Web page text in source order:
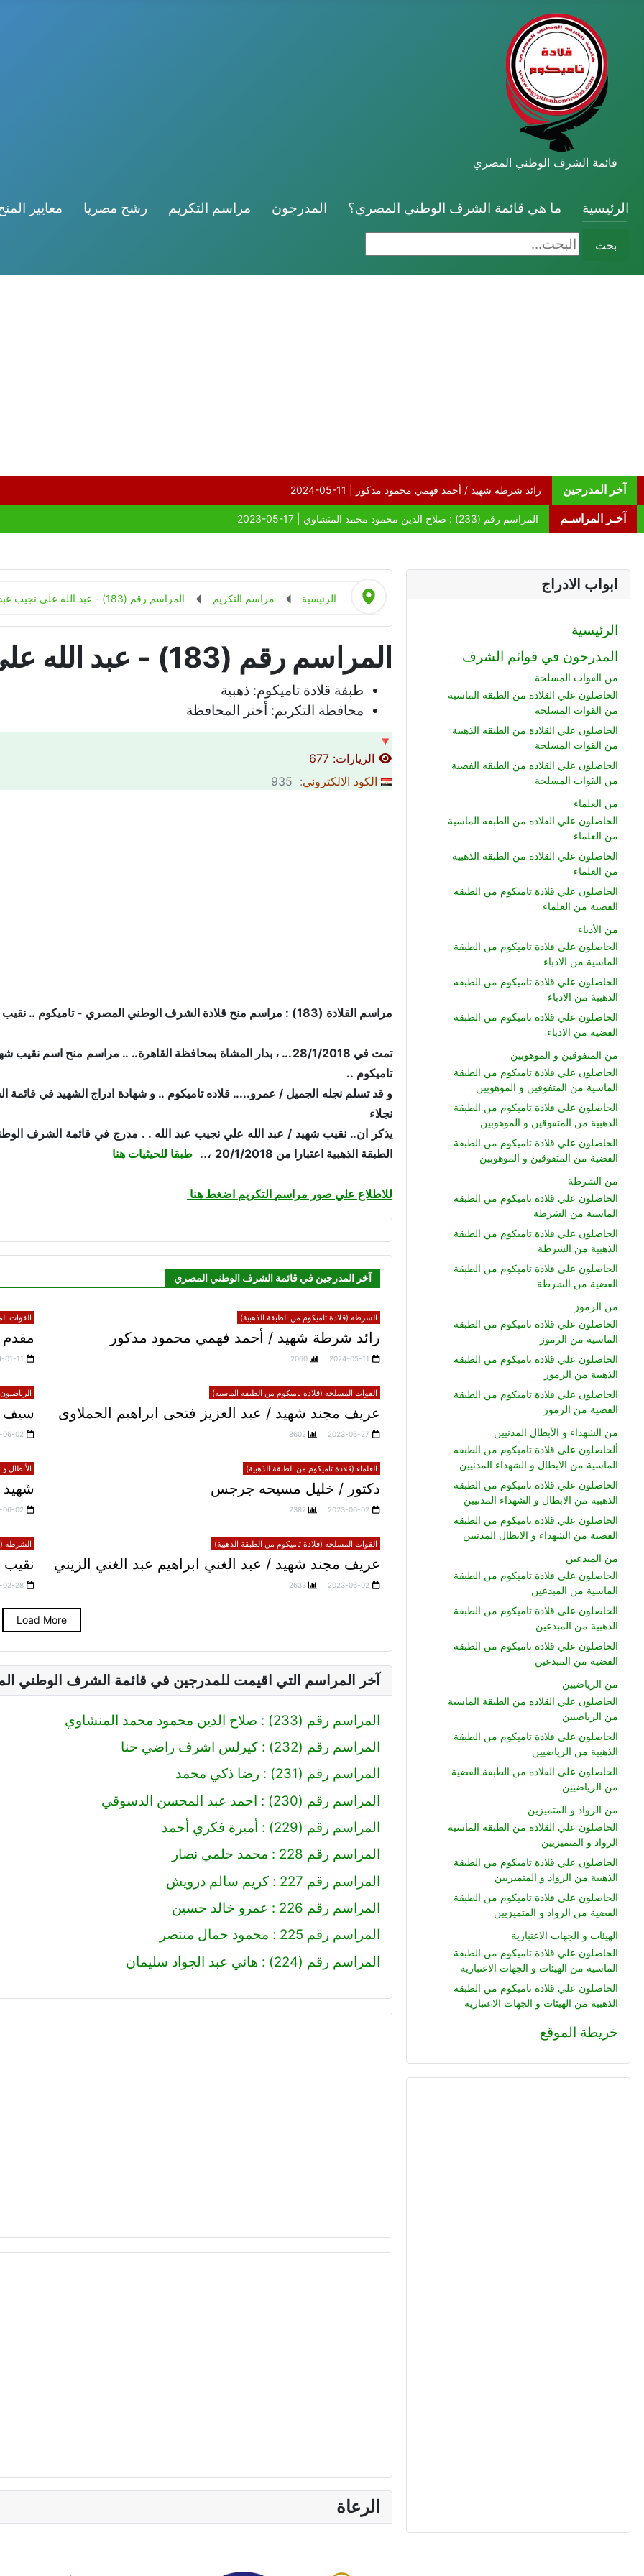
قائمة الشرف الوطني المصري
الرئيسية ما هي قائمة الشرف الوطني المصري؟ المدرجون مراسم التكريم رشح مصريا معايير
بحث البحث...
آخر المدرجين
آخـر المراسـم
ابواب الادراج
الرئيسية
المدرجون في قوائم الشرف
من القوات المسلحة
الحاصلون علي القلاده من الطبقة الماسيه
من القوات المسلحة
الحاصلون علي القلادة من الطبقه الذهبية
من القوات المسلحة
الحاصلون علي القلاده من الطبقه الفضية
من القوات المسلحة
من العلماء
الحاصلون علي القلاده من الطبقه الماسية
من العلماء
الحاصلون علي القلاده من الطبقه الذهبية
من العلماء
الحاصلون علي قلادة تاميكوم من الطبقه
الفضية من العلماء
من الأدباء
الحاصلون علي قلادة تاميكوم من الطبقة
الماسية من الادباء
الحاصلون علي قلادة تاميكوم من الطبقه
الذهبية من الادباء
الحاصلون علي قلادة تاميكوم من الطبقة
الفضية من الادباء
من المتفوقين و الموهوبين
الحاصلون علي قلادة تاميكوم من الطبقة
الماسية من المتفوقين و الموهوبين
الحاصلون علي قلادة تاميكوم من الطبقة
الذهبية من المتفوقين و الموهوبين
الحاصلون علي قلادة تاميكوم من الطبقة
الفضية من المتفوقين و الموهوبين
من الشرطة
الحاصلون علي قلادة تاميكوم من الطبقة
الماسية من الشرطة
الحاصلون علي قلادة تاميكوم من الطبقة
الذهبية من الشرطة
الحاصلون علي قلادة تاميكوم من الطبقة
الفضية من الشرطة
من الرموز
الحاصلون علي قلادة تاميكوم من الطبقة
الماسية من الرموز
الحاصلون علي قلادة تاميكوم من الطبقة
الذهبية من الرموز
الحاصلون علي قلادة تاميكوم من الطبقة
الفضية من الرموز
من الشهداء و الأبطال المدنيين
ألحاصلون علي قلادة تاميكوم من الطبقه
الماسية من الابطال و الشهداء المدنيين
الحاصلون علي قلادة تاميكوم من الطبقة
الذهبية من الابطال و الشهداء المدنيين
الحاصلون علي قلادة تاميكوم من الطبقة
الفضية من الشهداء و الابطال المدنيين
من المبدعين
الحاصلون علي قلادة تاميكوم من الطبقة
الماسية من المبدعين
الحاصلون علي قلادة تاميكوم من الطبقة
الذهبية من المبدعين
الحاصلون علي قلادة تاميكوم من الطبقة
الفضية من المبدعين
من الرياضيين
الحاصلون علي القلاده من الطبقة الماسية
من الرياضيين
الحاصلون علي قلادة تاميكوم من الطبقة
الذهبية من الرياضيين
الحاصلون علي القلاده من الطبقة الفضية
من الرياضيين
من الرواد و المتميزين
الحاصلون علي القلاده من الطبقة الماسية
الرواد و المتميزيين
الحاصلون علي قلادة تاميكوم من الطبقة
الذهبية من الرواد و المتميزيين
الحاصلون علي قلادة تاميكوم من الطبقة
الفضية من الرواد و المتميزيين
الهيئات و الجهات الاعتبارية
الحاصلون علي قلادة تاميكوم من الطبقة
الماسية من الهيئات و الجهات الاعتبارية
الحاصلون علي قلادة تاميكوم من الطبقة
الذهبية من الهيئات و الجهات الاعتبارية
خريطة الموقع
الرئيسية مراسم التكريم المراسم رقم (183) - عبد الله علي نجيب عبد الله
المراسم رقم (183) - عبد الله علي نجيب عبد الله
طبقة قلادة تاميكوم: ذهبية
محافظة التكريم: أختر المحافظة
🔻
الزيارات: 677
الكود الالكتروني: 935
مراسم القلادة (183) : مراسم منح قلادة الشرف الوطني المصري - تاميكوم .. نقيب شهيد / عبد الله علي نجيب عبد الله
تمت في 28/1/2018... ، بدار المشاة بمحافظة القاهرة.. .. مراسم منح
تاميكوم ..
و قد تسلم نجله الجميل / عمرو..... قلاده تاميكوم .. و شهادة ادراج الشهيد في
نجلاء
يذكر ان.. نقيب شهيد / عبد الله علي نجيب عبد الله . . مدرج في قائمة الشرف
الطبقة الذهبية اعتبارا من 20/1/2018
،.. طبقا للحيثيات هنا
للاطلاع علي صور مراسم التكريم اضغط هنا
آخر المدرجين في قائمة الشرف الوطني المصري
الشرطه (قلادة تاميكوم من الطبقة الذهبية)
رائد شرطة شهيد / أحمد فهمي محمود مدكور
2024-05-11
2060
القوات
01-11
القوات المسلحه (قلادة تاميكوم من الطبقة الماسية)
عريف مجند شهيد / عبد العزيز فتحى ابراهيم الحملاوى
2023-06-27
8602
سيف
06-02
العلماء (قلادة تاميكوم من الطبقة الذهبية)
دكتور / خليل مسيحه جرجس
2023-06-02
2382
الأبطال
06-02
القوات المسلحه (قلادة تاميكوم من الطبقة الذهبية)
عريف مجند شهيد / عبد الغني ابراهيم عبد الغني الزيني
2023-06-02
2633
الشرطه
02-28
Load More
آخر المراسم التي اقيمت للمدرجين في قائمة الشرف الوطني
المراسم رقم (233) : صلاح الدين محمود محمد المنشاوي
المراسم رقم (232) : كيرلس اشرف راضي حنا
المراسم رقم (231) : رضا ذكي محمد
المراسم رقم (230) : احمد عبد المحسن الدسوقي
المراسم رقم (229) : أميرة فكري أحمد
المراسم رقم 228 : محمد حلمي نصار
المراسم رقم 227 : كريم سالم درويش
المراسم رقم 226 : عمرو خالد حسين
المراسم رقم 225 : محمود جمال منتصر
المراسم رقم (224) : هاني عبد الجواد سليمان
الرعاة